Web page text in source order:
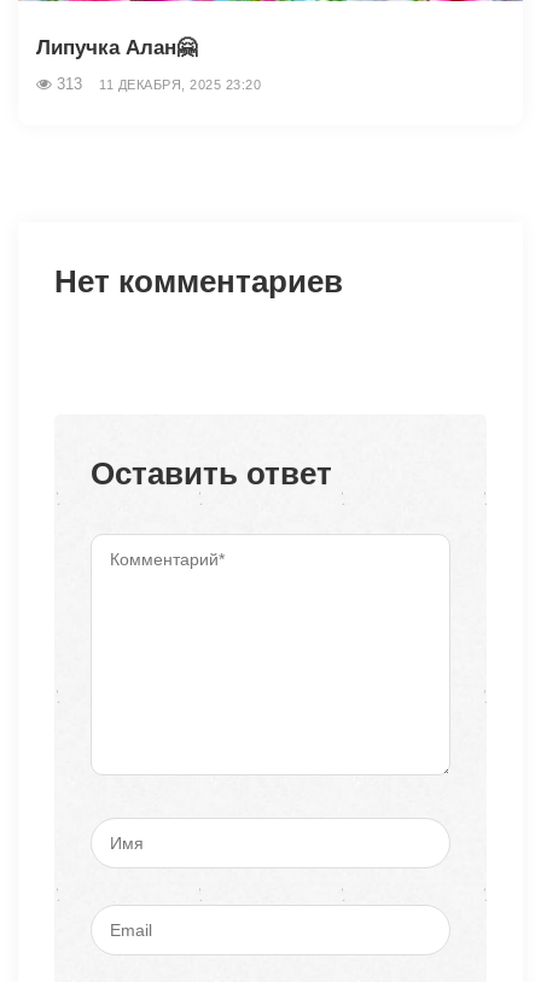
Липучка Алан🤗
313 11 ДЕКАБРЯ, 2025 23:20
Нет комментариев
Оставить ответ